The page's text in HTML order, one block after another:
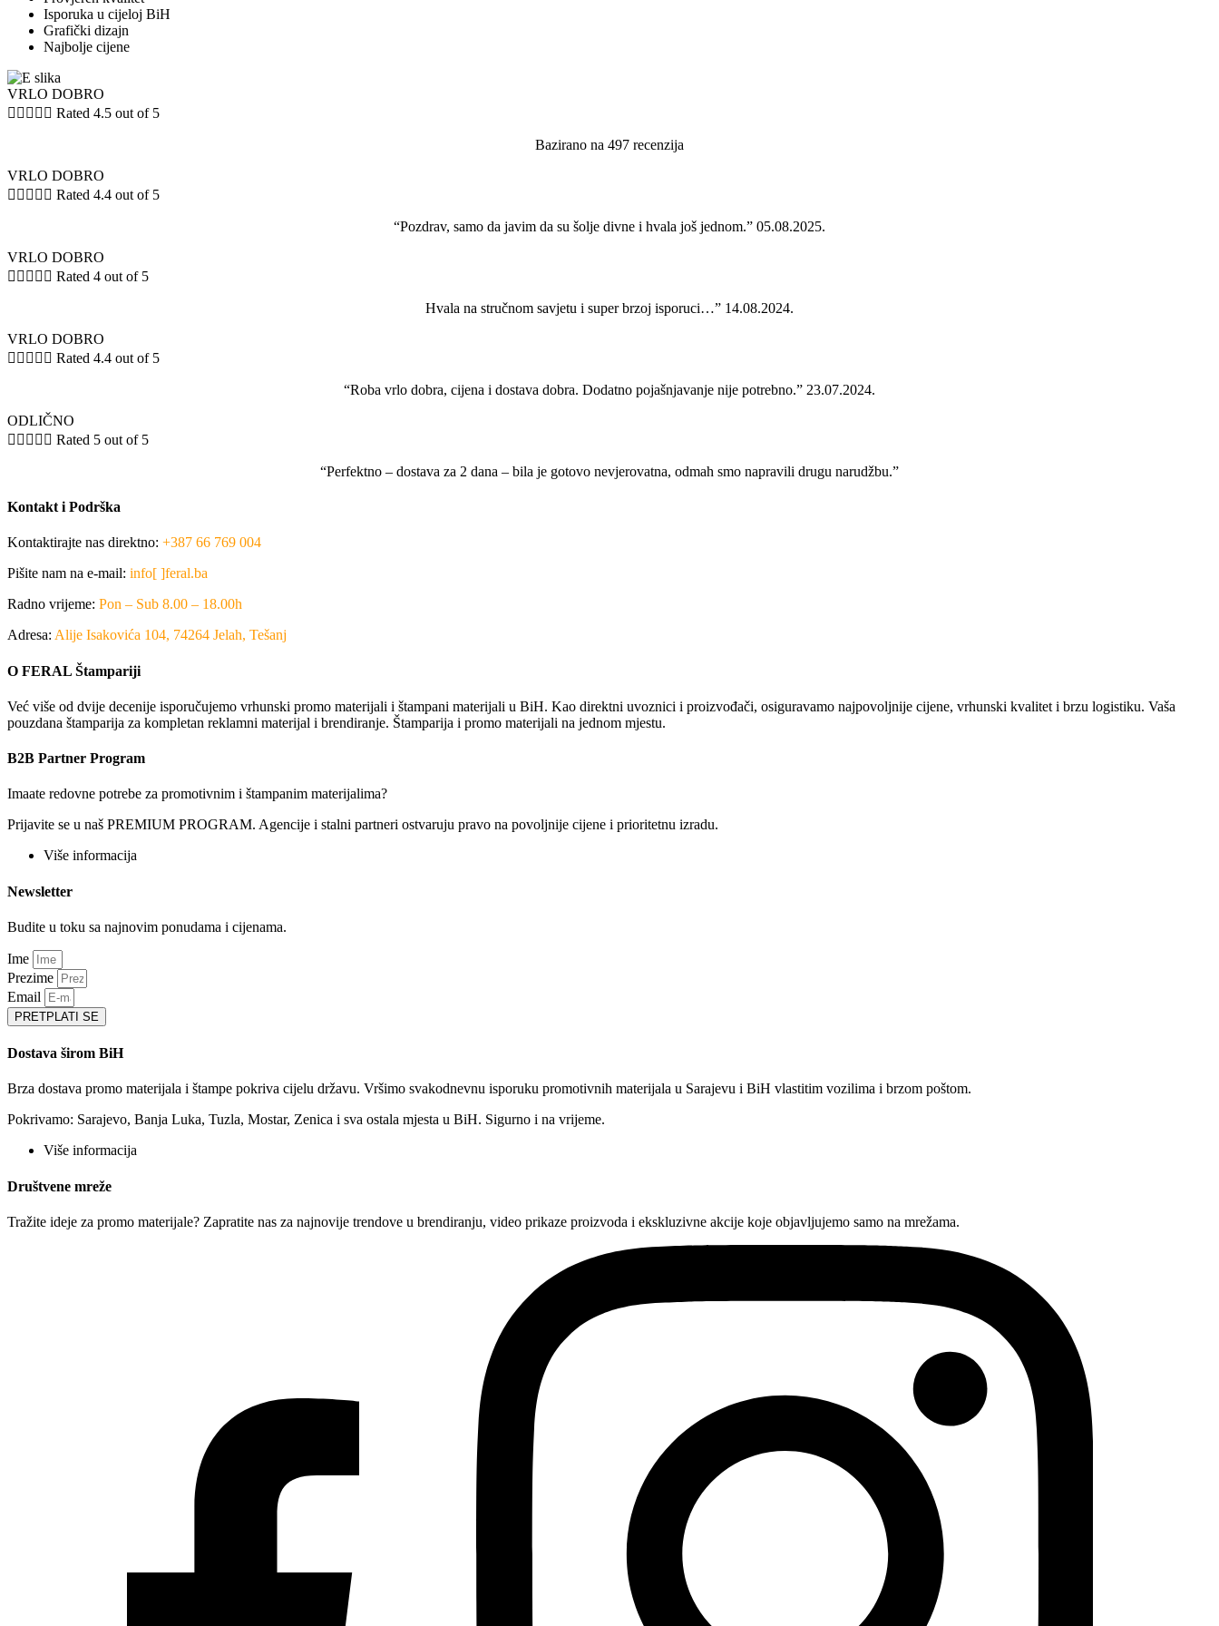
Isporuka u cijeloj BiH
Grafički dizajn
Najbolje cijene
VRLO DOBRO
     Rated 4.5 out of 5
Bazirano na 497 recenzija
VRLO DOBRO
     Rated 4.4 out of 5
“Pozdrav, samo da javim da su šolje divne i hvala još jednom.” 05.08.2025.
VRLO DOBRO
     Rated 4 out of 5
Hvala na stručnom savjetu i super brzoj isporuci…” 14.08.2024.
VRLO DOBRO
     Rated 4.4 out of 5
“Roba vrlo dobra, cijena i dostava dobra. Dodatno pojašnjavanje nije potrebno.” 23.07.2024.
ODLIČNO
     Rated 5 out of 5
“Perfektno – dostava za 2 dana – bila je gotovo nevjerovatna, odmah smo napravili drugu narudžbu.”
Kontakt i Podrška
Kontaktirajte nas direktno: +387 66 769 004
Pišite nam na e-mail: info[ ]feral.ba
Radno vrijeme: Pon – Sub 8.00 – 18.00h
Adresa: Alije Isakovića 104, 74264 Jelah, Tešanj
O FERAL Štampariji
Već više od dvije decenije isporučujemo vrhunski promo materijali i štampani materijali u BiH. Kao direktni uvoznici i proizvođači, osiguravamo najpovoljnije cijene, vrhunski kvalitet i brzu logistiku. Vaša
pouzdana štamparija za kompletan reklamni materijal i brendiranje. Štamparija i promo materijali na jednom mjestu.
B2B Partner Program
Imaate redovne potrebe za promotivnim i štampanim materijalima?
Prijavite se u naš PREMIUM PROGRAM. Agencije i stalni partneri ostvaruju pravo na povoljnije cijene i prioritetnu izradu.
Više informacija
Newsletter
Budite u toku sa najnovim ponudama i cijenama.
Ime
Prezime
Email
PRETPLATI SE
Dostava širom BiH
Brza dostava promo materijala i štampe pokriva cijelu državu. Vršimo svakodnevnu isporuku promotivnih materijala u Sarajevu i BiH vlastitim vozilima i brzom poštom.
Pokrivamo: Sarajevo, Banja Luka, Tuzla, Mostar, Zenica i sva ostala mjesta u BiH. Sigurno i na vrijeme.
Više informacija
Društvene mreže
Tražite ideje za promo materijale? Zapratite nas za najnovije trendove u brendiranju, video prikaze proizvoda i ekskluzivne akcije koje objavljujemo samo na mrežama.